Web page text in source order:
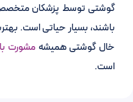
گوشتی توسط پزشکان
باشند، بسیار حیاتی است.
خال گوشتی همیشه مشورت
است.